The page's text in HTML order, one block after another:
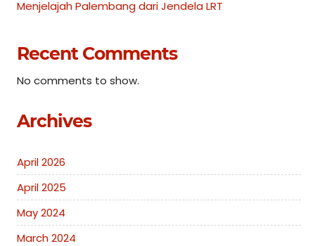
Menjelajah Palembang dari Jendela LRT
Recent Comments
No comments to show.
Archives
April 2026
April 2025
May 2024
March 2024